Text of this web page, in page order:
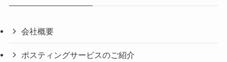
会社概要
ポスティングサービスのご紹介